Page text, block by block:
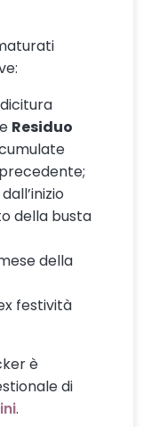
Residuo
della busta
della
festività
è
di
.